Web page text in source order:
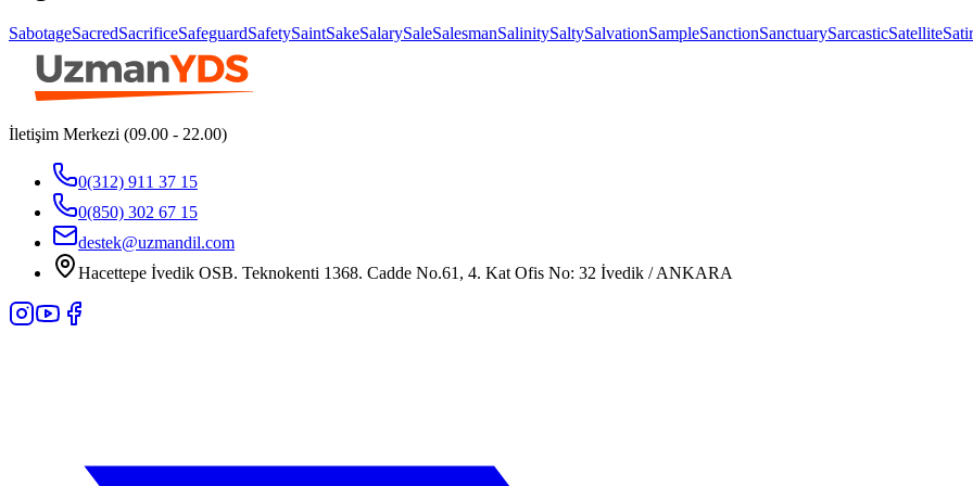
SabotageSacredSacrificeSafeguardSafetySaintSakeSalarySaleSalesmanSalinitySaltySalvationSampleSanctionSanctuarySarcasticSatellite
İletişim Merkezi (09.00 - 22.00)
0(312) 911 37 15
0(850) 302 67 15
destek@uzmandil.com
Hacettepe İvedik OSB. Teknokenti 1368. Cadde No.61, 4. Kat Ofis No: 32 İvedik / ANKARA